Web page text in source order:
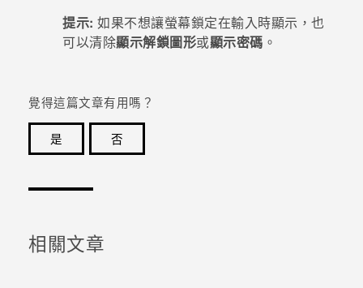
提示: 如果不想讓螢幕鎖定在輸入時顯示，也
可以清除顯示解鎖圖形或顯示密碼 。
覺得這篇文章有用嗎？
是
否
相關文章